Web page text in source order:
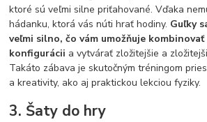
ktoré sú veľmi silne priťahované. Vďaka
hádanku, ktorá vás núti hrať hodiny. Guľky
veľmi silno, čo vám umožňuje
konfigurácii a vytvárať zložitejšie a
Takáto zábava je skutočným tréningom
a kreativity, ako aj praktickou lekciou fyziky.
3. Šaty do hry